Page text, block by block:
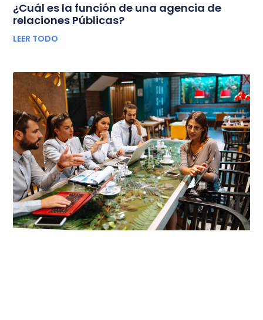
¿Cuál es la función de una agencia de
relaciones Públicas?
LEER TODO